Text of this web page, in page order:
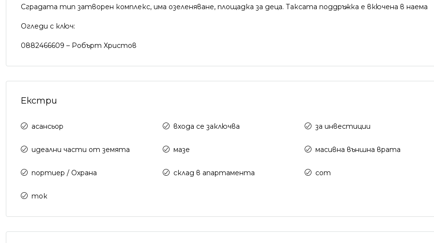
Сградата тип затворен комплекс, има озеленяване, площадка за деца. Таксата поддръжка е вкючена в наема
Огледи с ключ:
0882466609 – Робърт Христов
Екстри
асансьор входа се заключва за инвестиции
идеални части от земята мазе масивна външна врата
портиер / Охрана склад в апартамента сот
ток